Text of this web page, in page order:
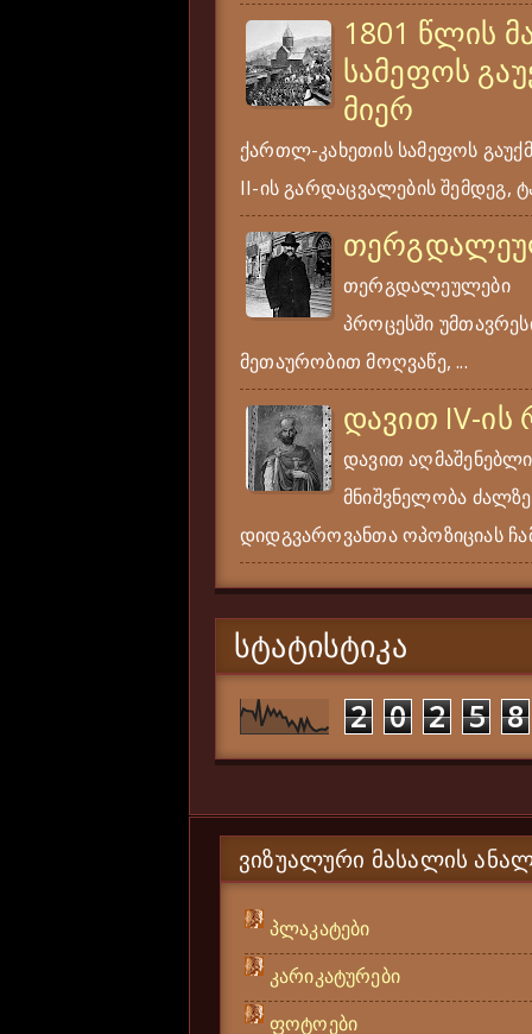
1801 წლის
სამეფოს
მიერ
ქართლ-კახეთის სამეფოს
II-ის გარდაცვალების შემდეგ,
თერგდალეულები
პროცესში
მეთაურობით მოღვაწე, ...
დავით IV-
დავით
მნიშვნელობა
დიდგვაროვანთა ოპოზიციას
ᲡᲢᲐᲢᲘᲡᲢᲘᲙᲐ
2 0 2 5 8
ᲕᲘᲖᲣᲐᲚᲣᲠᲘ ᲛᲐᲡᲐᲚᲘᲡ
პლაკატები
კარიკატურები
ფოტოები